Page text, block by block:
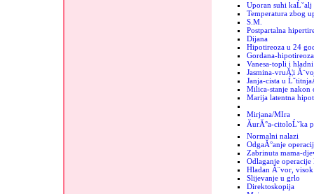
Uporan suhi kaĹˇalj
Temperatura zbog
S.M.
Postpartalna
Dijana
Hipotireoza u 24
Gordana-hipotireoza
Vanesa-topli i
Jasmina-vruĂ¦i
Janja-cista u
Milica-stanje nakon
Marija latentna
Mirjana/MIra
ĂurĂ°a-citoloĹˇka
Normalni nalazi
OdgaĂ°anje
Zabrinuta mama-
Odlaganje
Hladan Ă¨vor,
Slijevanje u grlo
Direktoskopija